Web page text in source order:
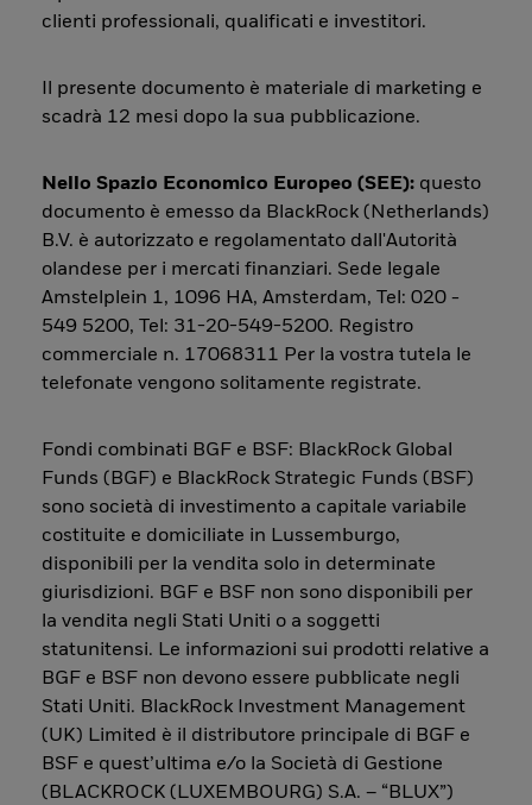
clienti professionali, qualificati e investitori.
Il presente documento è materiale di marketing e
scadrà 12 mesi dopo la sua pubblicazione.
Nello Spazio Economico Europeo (SEE): questo
documento è emesso da BlackRock (Netherlands)
B.V. è autorizzato e regolamentato dall'Autorità
olandese per i mercati finanziari. Sede legale
Amstelplein 1, 1096 HA, Amsterdam, Tel: 020 -
549 5200, Tel: 31-20-549-5200. Registro
commerciale n. 17068311 Per la vostra tutela le
telefonate vengono solitamente registrate.
Fondi combinati BGF e BSF: BlackRock Global
Funds (BGF) e BlackRock Strategic Funds (BSF)
sono società di investimento a capitale variabile
costituite e domiciliate in Lussemburgo,
disponibili per la vendita solo in determinate
giurisdizioni. BGF e BSF non sono disponibili per
la vendita negli Stati Uniti o a soggetti
statunitensi. Le informazioni sui prodotti relative a
BGF e BSF non devono essere pubblicate negli
Stati Uniti. BlackRock Investment Management
(UK) Limited è il distributore principale di BGF e
BSF e quest’ultima e/o la Società di Gestione
(BLACKROCK (LUXEMBOURG) S.A. – “BLUX”)